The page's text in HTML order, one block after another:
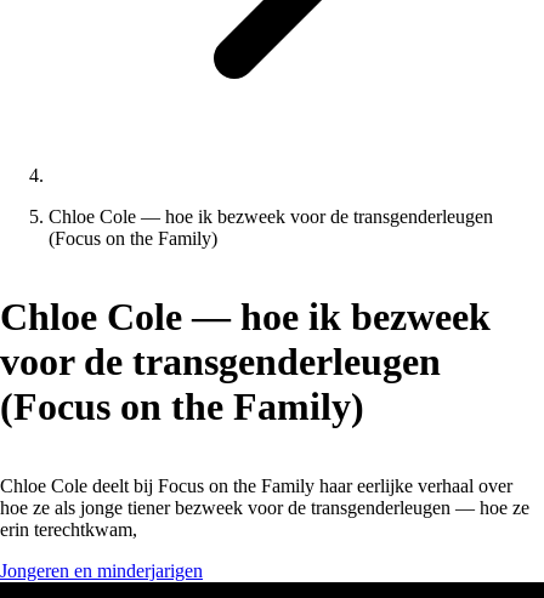
Chloe Cole — hoe ik bezweek voor de transgenderleugen
(Focus on the Family)
Chloe Cole — hoe ik bezweek
voor de transgenderleugen
(Focus on the Family)
Chloe Cole deelt bij Focus on the Family haar eerlijke verhaal over
hoe ze als jonge tiener bezweek voor de transgenderleugen — hoe ze
erin terechtkwam,
Jongeren en minderjarigen